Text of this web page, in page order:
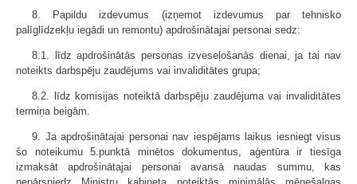
8. Papildu izdevumus (izņemot izdevumus par tehnisko
palīglīdzekļu iegādi un remontu) apdrošinātajai personai sedz:
8.1. līdz apdrošinātās personas izveseļošanās dienai, ja tai nav
noteikts darbspēju zaudējums vai invaliditātes grupa;
8.2. līdz komisijas noteiktā darbspēju zaudējuma vai invaliditātes
termiņa beigām.
9. Ja apdrošinātajai personai nav iespējams laikus iesniegt visus
šo noteikumu 5.punktā minētos dokumentus, aģentūra ir tiesīga
izmaksāt apdrošinātajai personai avansā naudas summu, kas